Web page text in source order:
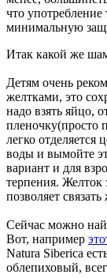
что
минимальную
Итак какой же
Детям очень
желтками, это
надо взять яйцо,
пленочку(просто
легко отделяется
воды и вымойте
вариант и для
терпения. Желток
позволяет
Сейчас можно
Вот, например
Natura Siberica
облепиховый,